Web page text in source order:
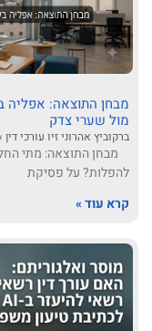
מבחן התוצאה: אפליה
מול שערי צדק
ברקוביץ אהרוני זיו עורכי דין
מבחן התוצאה: מתי
להפלות? על פסיקת
קרא עוד »